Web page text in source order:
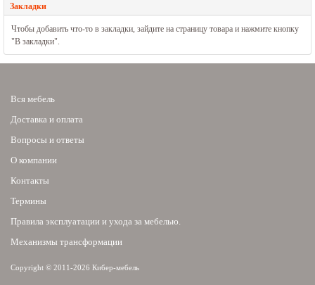
Закладки
Чтобы добавить что-то в закладки, зайдите на страницу товара и нажмите кнопку
"В закладки".
Вся мебель
Доставка и оплата
Вопросы и ответы
О компании
Контакты
Термины
Правила эксплуатации и ухода за мебелью.
Механизмы трансформации
Copyright © 2011-2026 Кибер-мебель